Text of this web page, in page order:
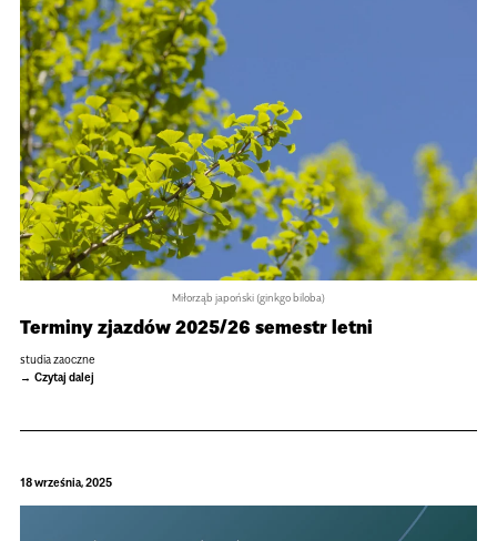
Miłorząb japoński (ginkgo biloba)
Terminy zjazdów 2025/26 semestr letni
stu­dia zaoczne
Czytaj dalej
18 września, 2025